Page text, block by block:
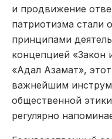
и продвижение
патриотизма стали
принципами
концепцией «Закон
«Адал Азамат»,
важнейшим
общественной
регулярно